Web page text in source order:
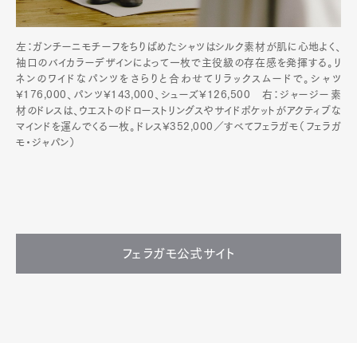
左：ガンチーニモチーフをちりばめたシャツはシルク素材が肌に心地よく、
袖口のバイカラーデザインによって一枚で主役級の存在感を発揮する。リ
ネンのワイドなパンツをさらりと合わせてリラックスムードで。シャツ
¥176,000、パンツ¥143,000、シューズ¥126,500 右：ジャージー素
材のドレスは、ウエストのドローストリングスやサイドポケットがアクティブな
マインドを運んでくる一枚。ドレス¥352,000／すべてフェラガモ（フェラガ
モ・ジャパン）
フェラガモ公式サイト